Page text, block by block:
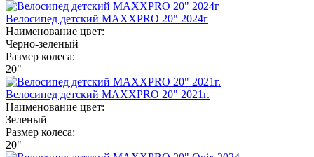
Велосипед детский MAXXPRO 20" 2024г
Наименование цвет:
Черно-зеленый
Размер колеса:
20"
Велосипед детский MAXXPRO 20" 2021г.
Наименование цвет:
Зеленый
Размер колеса:
20"